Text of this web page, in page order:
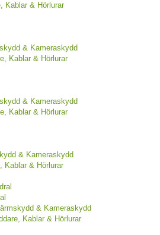
Kablar & Hörlurar
& Kameraskydd
Kablar & Hörlurar
& Kameraskydd
Kablar & Hörlurar
& Kameraskydd
Kablar & Hörlurar
& Kameraskydd
Kablar & Hörlurar